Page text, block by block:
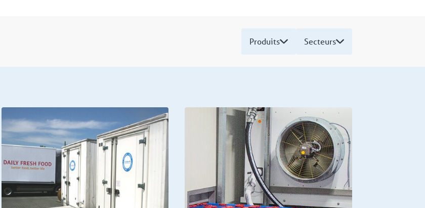
Produits Secteurs
Industrie alimentaire